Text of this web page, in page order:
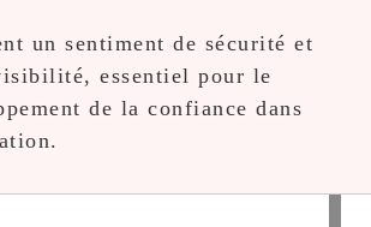
un sentiment de sécurité et
essentiel pour le
de la confiance dans